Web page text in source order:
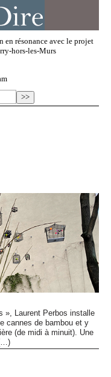
en résonance avec le projet
hors-les-Murs
», Laurent Perbos installe
cannes de bambou et y
(de midi à minuit). Une